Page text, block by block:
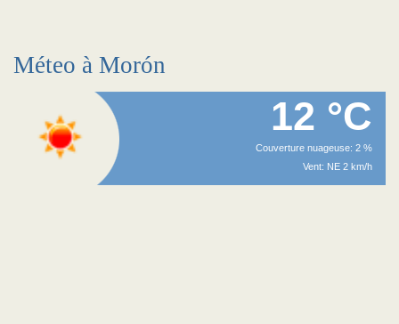
Méteo à Morón
12 °C
Couverture nuageuse: 2 %
Vent: NE 2 km/h